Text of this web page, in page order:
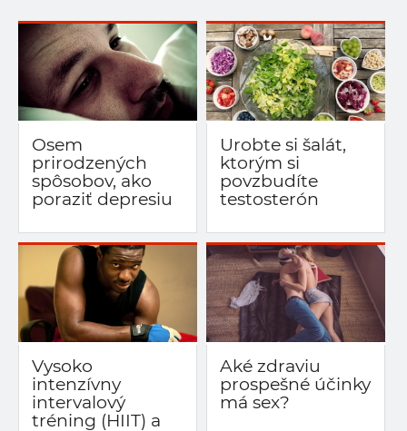
Osem
prirodzených
spôsobov, ako
poraziť depresiu
Urobte si šalát,
ktorým si
povzbudíte
testosterón
Vysoko
intenzívny
intervalový
tréning (HIIT) a
Aké zdraviu
prospešné účinky
má sex?